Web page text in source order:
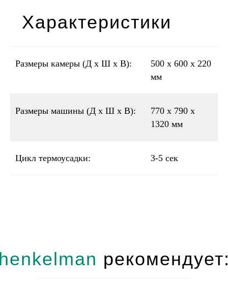
Характеристики
Размеры камеры (Д x Ш x В):
500 х 600 х 220
мм
Размеры машины (Д x Ш x В):
770 х 790 х
1320 мм
Цикл термоусадки: 3-5 сек